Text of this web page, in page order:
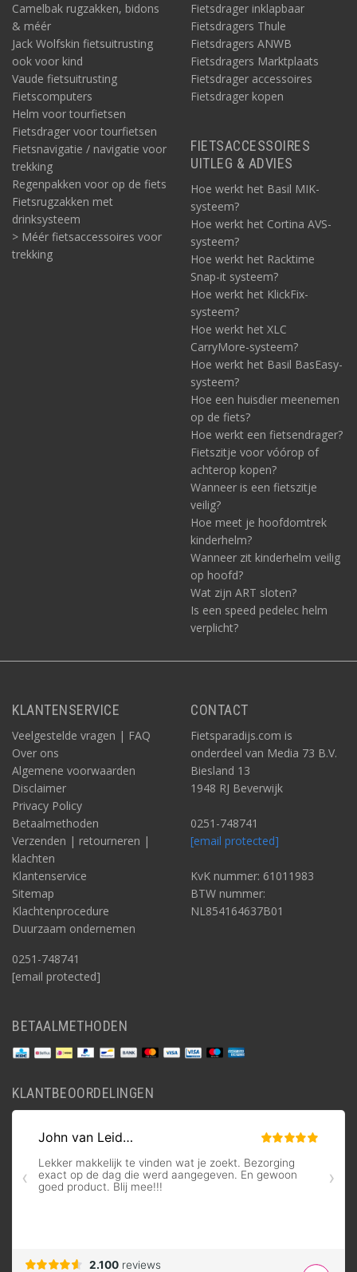
Camelbak rugzakken, bidons
& méér
Jack Wolfskin fietsuitrusting
ook voor kind
Vaude fietsuitrusting
Fietscomputers
Helm voor tourfietsen
Fietsdrager voor tourfietsen
Fietsnavigatie / navigatie voor
trekking
Regenpakken voor op de fiets
Fietsrugzakken met
drinksysteem
> Méér fietsaccessoires voor
trekking
Fietsdrager inklapbaar
Fietsdragers Thule
Fietsdragers ANWB
Fietsdragers Marktplaats
Fietsdrager accessoires
Fietsdrager kopen
FIETSACCESSOIRES
UITLEG & ADVIES
Hoe werkt het Basil MIK-
systeem?
Hoe werkt het Cortina AVS-
systeem?
Hoe werkt het Racktime
Snap-it systeem?
Hoe werkt het KlickFix-
systeem?
Hoe werkt het XLC
CarryMore-systeem?
Hoe werkt het Basil BasEasy-
systeem?
Hoe een huisdier meenemen
op de fiets?
Hoe werkt een fietsendrager?
Fietszitje voor vóórop of
achterop kopen?
Wanneer is een fietszitje
veilig?
Hoe meet je hoofdomtrek
kinderhelm?
Wanneer zit kinderhelm veilig
op hoofd?
Wat zijn ART sloten?
Is een speed pedelec helm
verplicht?
KLANTENSERVICE
Veelgestelde vragen | FAQ
Over ons
Algemene voorwaarden
Disclaimer
Privacy Policy
Betaalmethoden
Verzenden | retourneren |
klachten
Klantenservice
Sitemap
Klachtenprocedure
Duurzaam ondernemen
0251-748741
[email protected]
CONTACT
Fietsparadijs.com is
onderdeel van Media 73 B.V.
Biesland 13
1948 RJ Beverwijk
0251-748741
[email protected]
KvK nummer: 61011983
BTW nummer:
NL854164637B01
BETAALMETHODEN
KLANTBEOORDELINGEN